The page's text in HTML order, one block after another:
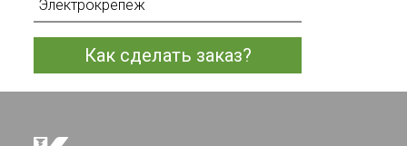
Электрокрепеж
Как сделать заказ?